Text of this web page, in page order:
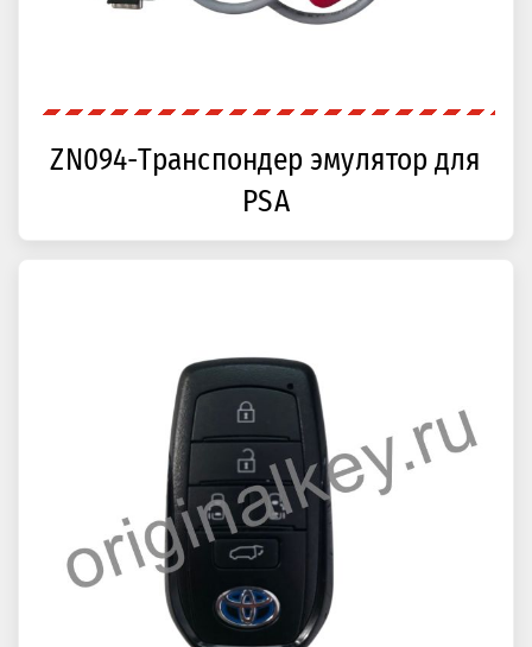
ZN094-Транспондер эмулятор для
PSA